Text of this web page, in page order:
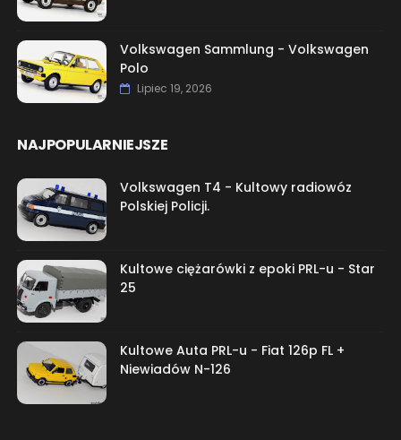
Volkswagen Sammlung - Volkswagen
Polo
Lipiec 19, 2026
NAJPOPULARNIEJSZE
Volkswagen T4 - Kultowy radiowóz
Polskiej Policji.
Kultowe ciężarówki z epoki PRL-u - Star
25
Kultowe Auta PRL-u - Fiat 126p FL +
Niewiadów N-126